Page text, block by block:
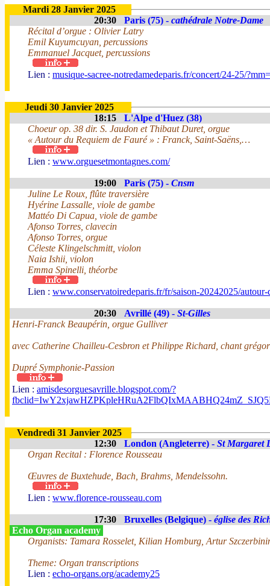
Mardi 28 Janvier 2025
20:30
Paris (75) - cathédrale Notre-Dame
Récital d’orgue : Olivier Latry
Emil Kuyumcuyan, percussions
Emmanuel Jacquet, percussions
Lien : musique-sacree-notredamedeparis.fr/concert/24-25/
Jeudi 30 Janvier 2025
18:15
L'Alpe d'Huez (38)
Choeur op. 38 dir. S. Jaudon et Thibaut Duret, orgue
« Autour du Requiem de Fauré » : Franck, Saint-Saëns,…
Lien : www.orguesetmontagnes.com/
19:00 Paris (75) - Cnsm
Juline Le Roux, flûte traversière
Hyérine Lassalle, viole de gambe
Mattéo Di Capua, viole de gambe
Afonso Torres, clavecin
Afonso Torres, orgue
Céleste Klingelschmitt, violon
Naia Ishii, violon
Emma Spinelli, théorbe
Lien : www.conservatoiredeparis.fr/fr/saison-20242025/
20:30 Avrillé (49) - St-Gilles
Henri-Franck Beaupérin, orgue Gulliver
avec Catherine Chailleu-Cesbron et Philippe Richard, chant
Dupré Symphonie-Passion
Lien : amisdesorguesavrille.blogspot.com/?
Vendredi 31 Janvier 2025
12:30
London (Angleterre) - St Margaret
Organ Recital : Florence Rousseau
Œuvres de Buxtehude, Bach, Brahms, Mendelssohn.
Lien : www.florence-rousseau.com
17:30 Bruxelles (Belgique) - église des
Echo Organ academy
Organists: Tamara Rosselet, Kilian Homburg, Artur
Theme: Organ transcriptions
Lien : echo-organs.org/academy25